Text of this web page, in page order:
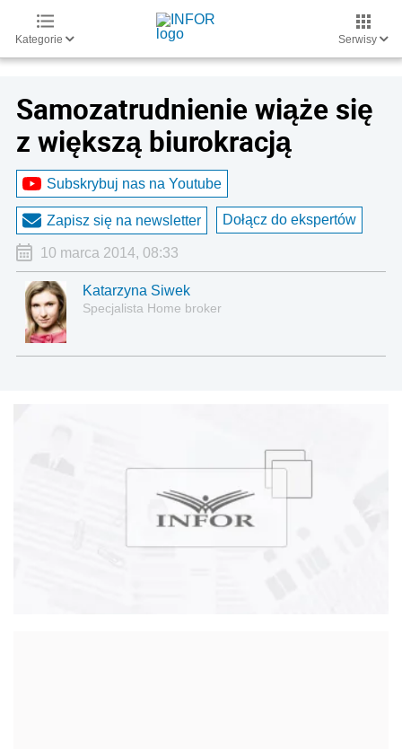
Kategorie Serwisy
Samozatrudnienie wiąże się
z większą biurokracją
Subskrybuj nas na Youtube
Zapisz się na newsletter Dołącz do ekspertów
10 marca 2014, 08:33
Katarzyna Siwek
Specjalista Home broker